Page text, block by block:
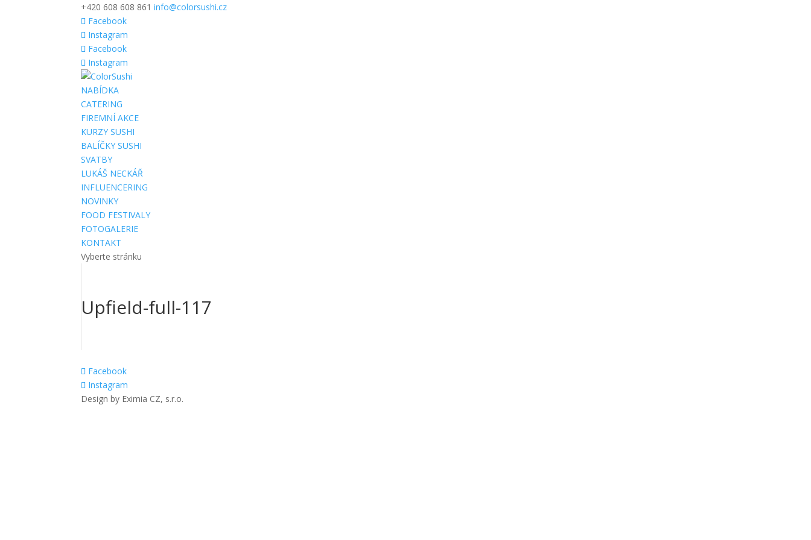
+420 608 608 861 info@colorsushi.cz
Facebook
Instagram
Facebook
Instagram
NABÍDKA
CATERING
FIREMNÍ AKCE
KURZY SUSHI
BALÍČKY SUSHI
SVATBY
LUKÁŠ NECKÁŘ
INFLUENCERING
NOVINKY
FOOD FESTIVALY
FOTOGALERIE
KONTAKT
Vyberte stránku
Upfield-full-117
Facebook
Instagram
Design by Eximia CZ, s.r.o.